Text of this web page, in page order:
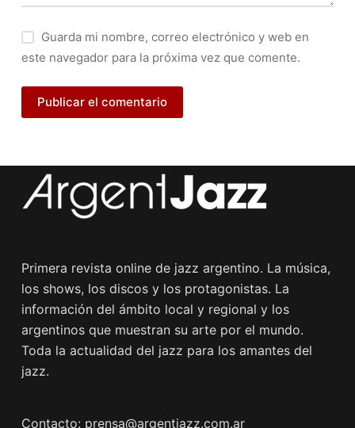
Guarda mi nombre, correo electrónico y web en
este navegador para la próxima vez que comente.
Publicar el comentario
Primera revista online de jazz argentino. La música,
los shows, los discos y los protagonistas. La
información del ámbito local y regional y los
argentinos que muestran su arte por el mundo.
Toda la actualidad del jazz para los amantes del
jazz.
Contacto: prensa@argentjazz.com.ar